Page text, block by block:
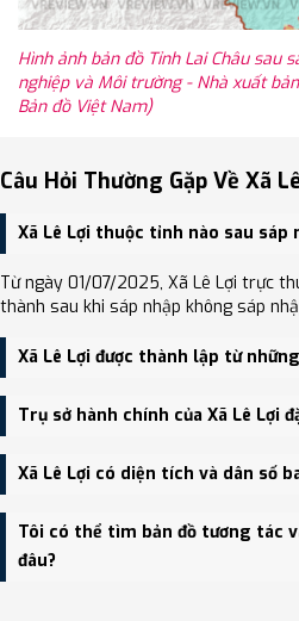
Hình ảnh bản đồ Tỉnh Lai Châu sau
nghiệp và Môi trường - Nhà xuất
Bản đồ Việt Nam)
Câu Hỏi Thường Gặp Về Xã
Xã Lê Lợi thuộc tỉnh nào sau sáp
Từ ngày 01/07/2025, Xã Lê Lợi trực
thành sau khi sáp nhập không sáp
Xã Lê Lợi được thành lập từ
Xã Lê Lợi được thành lập trên cơ sở
Đao, Xã Chăn Nưa, Xã Lê Lợi.
Trụ sở hành chính của Xã Lê Lợi
Trụ sở hành chính mới của Xã Lê Lợi
Lê Lợi - trung tâm khu vực thuận tiện
Xã Lê Lợi có diện tích và dân số
Xã Lê Lợi có Diện tích: 288.36 km²,
số: Khoảng 3.16 người/km²
Tôi có thể tìm bản đồ tương tác
đâu?